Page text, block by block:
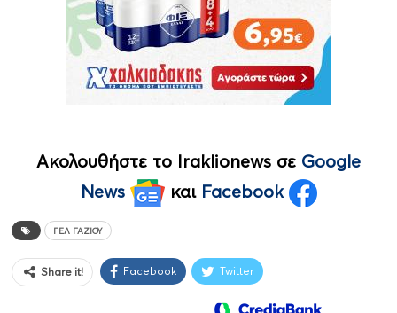
Ακολουθήστε το Iraklionews σε Google
News
και Facebook
ΓΕΛ ΓΑΖΊΟΥ
Share it! Facebook Twitter